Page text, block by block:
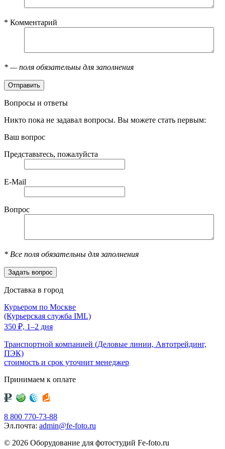
* Комментарий
* — поля обязательны для заполнения
Вопросы и ответы
Никто пока не задавал вопросы. Вы можете стать первым:
Ваш вопрос
Представьтесь, пожалуйста
E-Mail
Вопрос
* Все поля обязательны для заполнения
Доставка в город
Курьером по Москве
(Курьерская служба IML)
350 ₽, 1–2 дня
Транспортной компанией (Деловые линии, Автотрейдинг,
ПЭК)
стоимость и срок уточнит менеджер
Принимаем к оплате
8 800 770-73-88
Эл.почта: admin@fe-foto.ru
© 2026 Оборудование для фотостудий Fe-foto.ru